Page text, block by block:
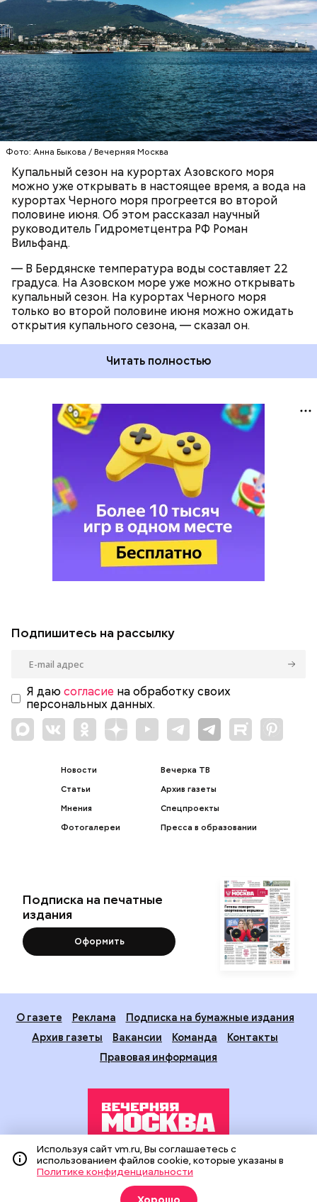
Фото: Анна Быкова / Вечерняя Москва
Купальный сезон на курортах Азовского моря
можно уже открывать в настоящее время, а вода на
курортах Черного моря прогреется во второй
половине июня. Об этом рассказал научный
руководитель Гидрометцентра РФ Роман
Вильфанд.
— В Бердянске температура воды составляет 22
градуса. На Азовском море уже можно открывать
купальный сезон. На курортах Черного моря
только во второй половине июня можно ожидать
открытия купального сезона, — сказал он.
Синоптик отметил, что в Сочи, Феодосии, Алуште,
Ялте вода пока прогрелась лишь до 17 градусов
тепла, в Туапсе — до 18 градусов, а в Евпатории —
до 19 градусов.
Читать полностью
ЧЕРНОЕ МОРЕ
ПОГОДА
КУПАЛЬНЫЙ СЕЗОН
Подпишитесь на рассылку
Я даю согласие на обработку своих
персональных данных.
Новости
Статьи
Мнения
Фотогалереи
Вечерка ТВ
Архив газеты
Спецпроекты
Пресса в образовании
Подписка на печатные
издания
Оформить
О газете Реклама
Подписка на бумажные издания
Архив газеты
Вакансии Команда
Контакты
Правовая информация
Издание создано при финансовой поддержке Департамента
средств массовой информации и рекламы города Москвы.
На сайте применяются рекомендательные технологии
Используя сайт vm.ru, Вы соглашаетесь с
использованием файлов cookie, которые указаны в
Политике конфиденциальности